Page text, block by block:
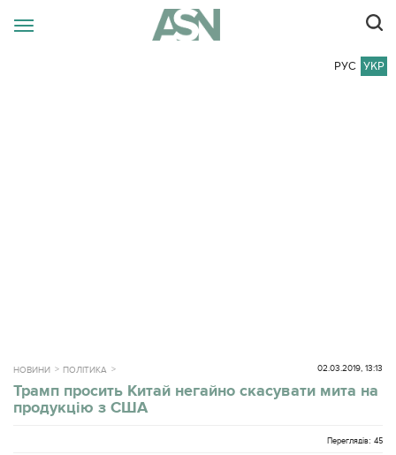
РУС УКР
НОВИНИ ПОЛІТИКА 02.03.2019, 13:13
Трамп просить Китай негайно скасувати мита на
продукцію з США
Переглядів: 45